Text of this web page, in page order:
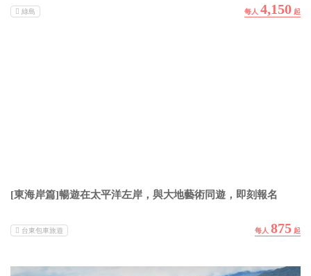
綠島 4,150
[東海岸篇]暢遊在太平洋左岸，與大地藝術同遊，即刻報名
台東包車旅遊 875